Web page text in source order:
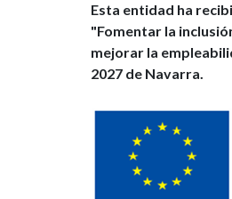
Esta entidad ha
"Fomentar la
mejorar la
2027 de Navarra.